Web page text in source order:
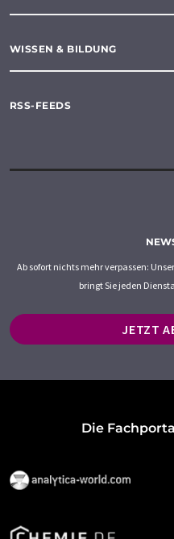
WISSEN & BILDUNG
RSS-FEEDS
Ab sofort nichts mehr verpassen:
bringt Sie jeden
JETZT
Die